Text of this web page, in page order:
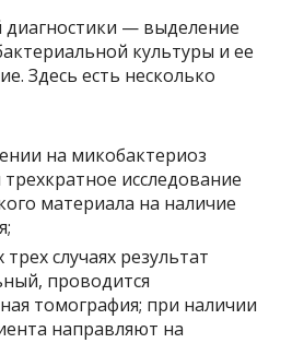
— выделение
культуры и ее
Здесь есть несколько
на микобактериоз
исследование
материала на наличие
трех случаях результат
проводится
томография; при наличии
направляют на